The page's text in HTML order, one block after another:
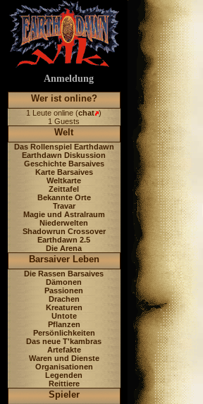
Anmeldung
Wer ist online?
1 Leute online (chat )
1 Guests
Welt
Das Rollenspiel Earthdawn
Earthdawn Diskussion
Geschichte Barsaives
Karte Barsaives
Weltkarte
Zeittafel
Bekannte Orte
Travar
Magie und Astralraum
Niederwelten
Shadowrun Crossover
Earthdawn 2.5
Die Arena
Barsaiver Leben
Die Rassen Barsaives
Dämonen
Passionen
Drachen
Kreaturen
Untote
Pflanzen
Persönlichkeiten
Das neue T'kambras
Artefakte
Waren und Dienste
Organisationen
Legenden
Reittiere
Spieler